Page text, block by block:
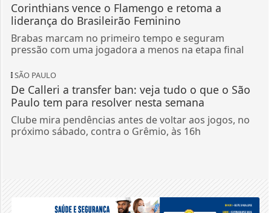
Corinthians vence o Flamengo e retoma a
liderança do Brasileirão Feminino
Brabas marcam no primeiro tempo e seguram
pressão com uma jogadora a menos na etapa final
SÃO PAULO
De Calleri a transfer ban: veja tudo o que o São
Paulo tem para resolver nesta semana
Clube mira pendências antes de voltar aos jogos, no
próximo sábado, contra o Grêmio, às 16h